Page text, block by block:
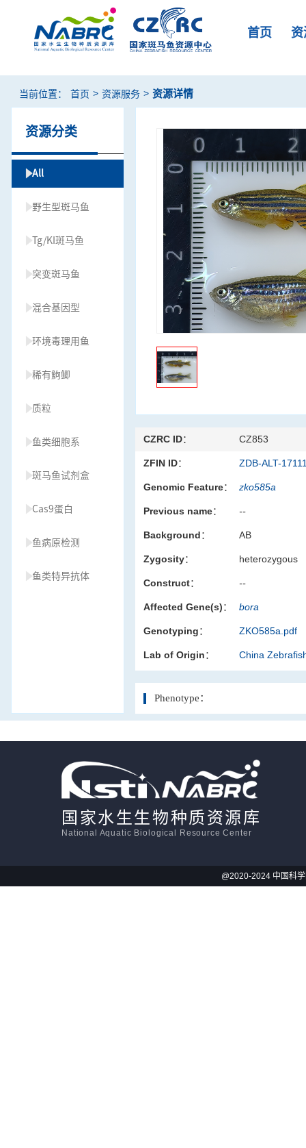
首页
当前位置： 首页 > 资源服务 > 资源详情
资源分类
All
野生型斑马鱼
Tg/KI斑马鱼
突变斑马鱼
混合基因型
环境毒理用鱼
稀有鮈鲫
质粒
鱼类细胞系
斑马鱼试剂盒
Cas9蛋白
鱼病原检测
鱼类特异抗体
CZRC ID： CZ853
ZFIN ID： ZDB-ALT-
Genomic Feature： zko585a
Previous name： --
Background： AB
Zygosity： heterozygous
Construct： --
Affected Gene(s)： bora
Genotyping： ZKO585a.pdf
Lab of Origin： China
Phenotype：
国家水生生物种质资源库
National Aquatic Biological Resource Center
@2020-2024 中国科